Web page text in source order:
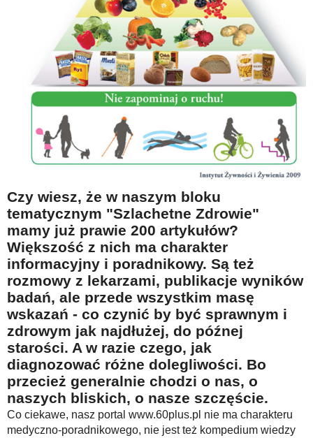
Podróże i wypoczynek
Taniej, okazyjnie, specjalnie dla 60plus
Na wesoło
Hobby i pasje
Żyj aktywnie
60plus - najcenniejsi klienci
Dobra opieka
Warto naśladować
Coś dla ducha
Smacznie i zdrowo
O finansach i społeczeństwie - edukacja nie tylko dla 60plus
Ciekawe książki
Stop samotności
Z internetem za pan brat
Bezpiecznie i w zgodzie z prawem
Czy wiesz, że w naszym bloku
tematycznym "Szlachetne Zdrowie"
mamy już prawie 200 artykułów?
Większość z nich ma charakter
informacyjny i poradnikowy. Są też
rozmowy z lekarzami, publikacje wyników
badań, ale przede wszystkim masę
wskazań - co czynić by być sprawnym i
zdrowym jak najdłużej, do późnej
starości. A w razie czego, jak
diagnozować różne dolegliwości. Bo
przecież generalnie chodzi o nas, o
naszych bliskich, o nasze szczęście.
Co ciekawe, nasz portal www.60plus.pl nie ma charakteru
medyczno-poradnikowego, nie jest też kompedium wiedzy